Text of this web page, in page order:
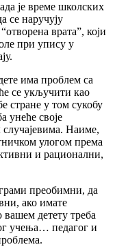
је време школских
се наручују
врата”, који
при упису у
има проблем са
се укључити као
стране у том сукобу
унеће своје
Наиме,
улогом према
и рационални,
преобимни, да
ако имате
детету треба
учења… педагог и